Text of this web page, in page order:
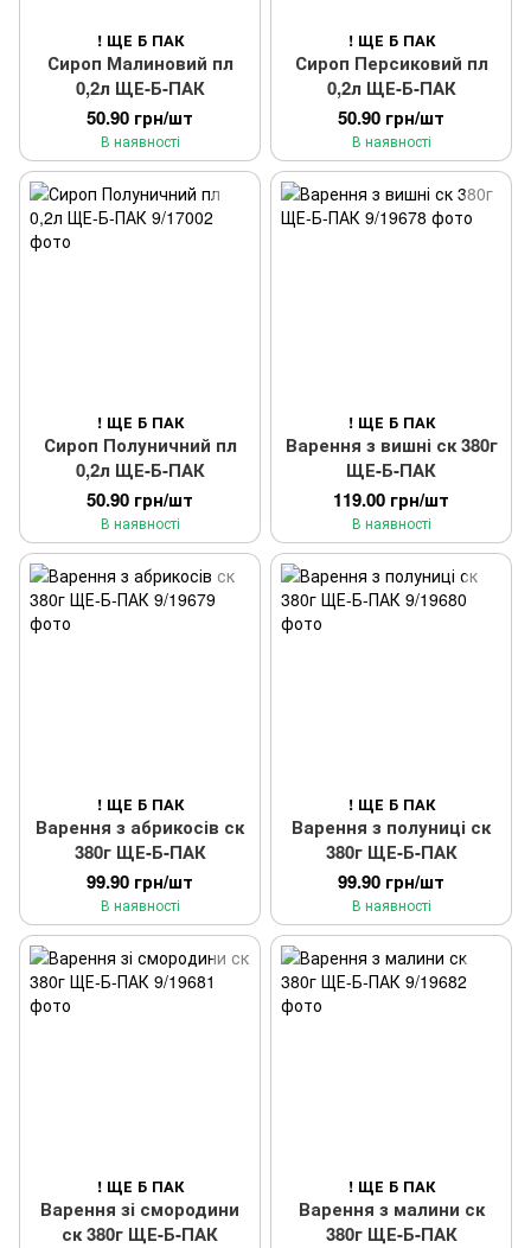
! ЩЕ Б ПАК
Сироп Малиновий пл
0,2л ЩЕ-Б-ПАК
50.90 грн/шт
В наявності
! ЩЕ Б ПАК
Сироп Персиковий пл
0,2л ЩЕ-Б-ПАК
50.90 грн/шт
В наявності
! ЩЕ Б ПАК
Сироп Полуничний пл
0,2л ЩЕ-Б-ПАК
50.90 грн/шт
В наявності
! ЩЕ Б ПАК
Варення з вишні ск 380г
ЩЕ-Б-ПАК
119.00 грн/шт
В наявності
! ЩЕ Б ПАК
Варення з абрикосів ск
380г ЩЕ-Б-ПАК
99.90 грн/шт
В наявності
! ЩЕ Б ПАК
Варення з полуниці ск
380г ЩЕ-Б-ПАК
99.90 грн/шт
В наявності
! ЩЕ Б ПАК
Варення зі смородини
ск 380г ЩЕ-Б-ПАК
! ЩЕ Б ПАК
Варення з малини ск
380г ЩЕ-Б-ПАК